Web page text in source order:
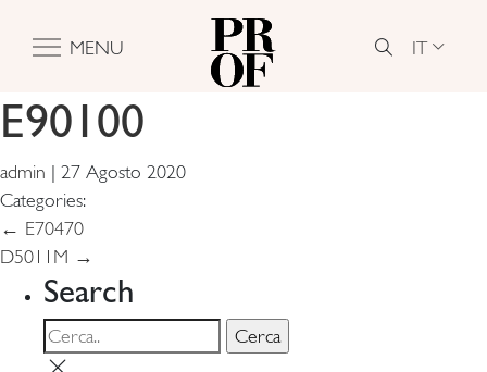
MENU IT
E90100
admin | 27 Agosto 2020
Categories:
Navigazione
articoli
← E70470
D5011M →
Search